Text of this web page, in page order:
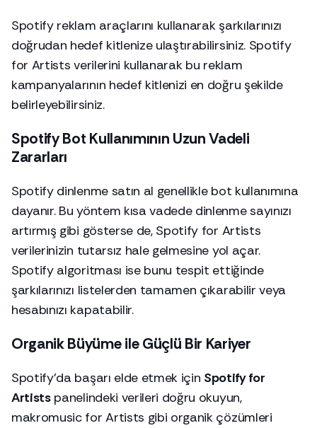
Spotify reklam araçlarını kullanarak şarkılarınızı
doğrudan hedef kitlenize ulaştırabilirsiniz. Spotify
for Artists verilerini kullanarak bu reklam
kampanyalarının hedef kitlenizi en doğru şekilde
belirleyebilirsiniz.
Spotify Bot Kullanımının Uzun Vadeli
Zararları
Spotify dinlenme satın al genellikle bot kullanımına
dayanır. Bu yöntem kısa vadede dinlenme sayınızı
artırmış gibi gösterse de, Spotify for Artists
verilerinizin tutarsız hale gelmesine yol açar.
Spotify algoritması ise bunu tespit ettiğinde
şarkılarınızı listelerden tamamen çıkarabilir veya
hesabınızı kapatabilir.
Organik Büyüme ile Güçlü Bir Kariyer
Spotify’da başarı elde etmek için Spotify for
Artistspanelindeki verileri doğru okuyun,
makromusic for Artists gibi organik çözümleri